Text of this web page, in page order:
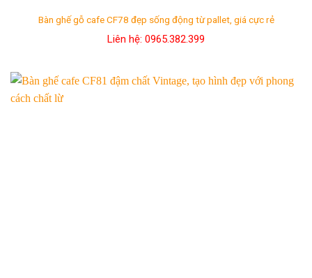
Bàn ghế gỗ cafe CF78 đẹp sống động từ pallet, giá cực rẻ
Liên hệ: 0965.382.399